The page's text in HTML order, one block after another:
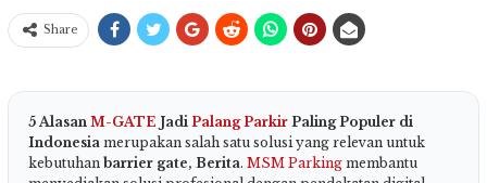
Share
5 Alasan M-GATE Jadi Palang Parkir Paling Populer di
Indonesia merupakan salah satu solusi yang relevan untuk
kebutuhan barrier gate, Berita. MSM Parking membantu